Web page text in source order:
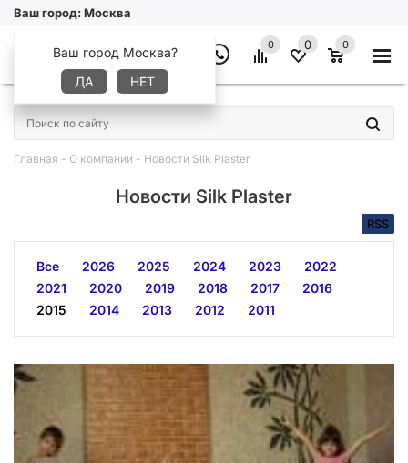
Ваш город:Москва
Ваш город Москва?
ДА
НЕТ
0 0 0
×
Главная - О компании - Новости SIlk Plaster
Новости Silk Plaster
RSS
Все 2026 2025 2024 2023
2022
2021
2020 2019 2018 2017
2016
2015
2014 2013 2012 2011